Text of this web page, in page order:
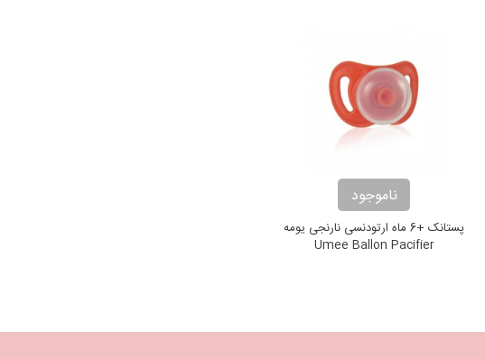
ناموجود
پستانک +6 ماه ارتودنسی نارنجی یومه
Umee Ballon Pacifier